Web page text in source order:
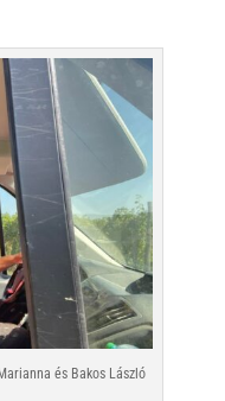
és Bakos László